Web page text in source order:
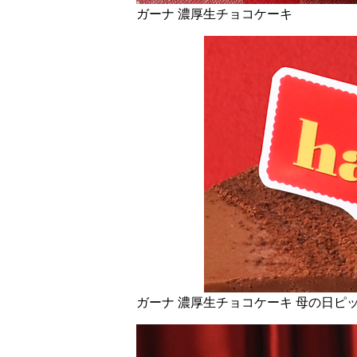
ガーナ 濃厚生チョコケーキ
ガーナ 濃厚生チョコケーキ 母の日ピ